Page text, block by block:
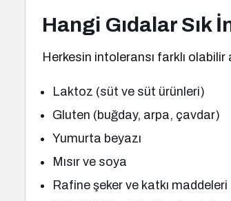
Hangi Gıdalar Sık
Herkesin intoleransı farklı
Laktoz (süt ve süt ürünleri)
Gluten (buğday, arpa, çavdar)
Yumurta beyazı
Mısır ve soya
Rafine şeker ve katkı maddeleri